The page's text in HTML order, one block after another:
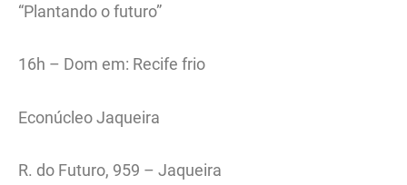
“Plantando o futuro”
16h – Dom em: Recife frio
Econúcleo Jaqueira
R. do Futuro, 959 – Jaqueira